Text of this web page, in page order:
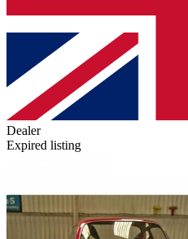
Dealer
Expired listing